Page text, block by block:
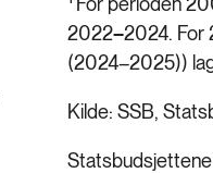
2022–2024. For
(2024–2025))
Kilde: SSB,
Statsbudsjettene